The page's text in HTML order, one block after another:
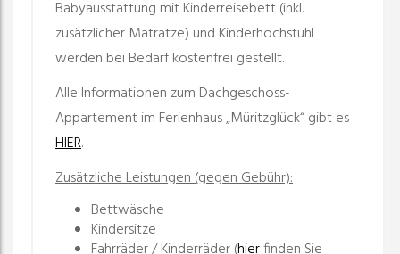
Babyausstattung mit Kinderreisebett (inkl.
zusätzlicher Matratze) und Kinderhochstuhl
werden bei Bedarf kostenfrei gestellt.
Alle Informationen zum Dachgeschoss-
Appartement im Ferienhaus „Müritzglück“ gibt es
HIER.
Zusätzliche Leistungen (gegen Gebühr):
Bettwäsche
Kindersitze